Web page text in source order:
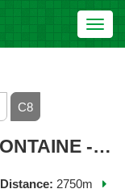
C8
R5C8 - PRIX DE CLAIREFONTAINE - MARDI 07 JUILLET 2026
Distance: 2750m